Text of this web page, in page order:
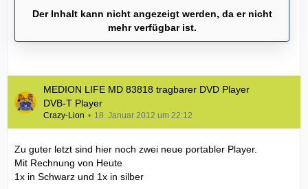
Der Inhalt kann nicht angezeigt werden, da er nicht
mehr verfügbar ist.
MEDION LIFE MD 83818 tragbarer DVD Player
DVB-T Player
Crazy-Lion 18. Januar 2012 um 22:12
Zu guter letzt sind hier noch zwei neue portabler Player.
Mit Rechnung von Heute
1x in Schwarz und 1x in silber